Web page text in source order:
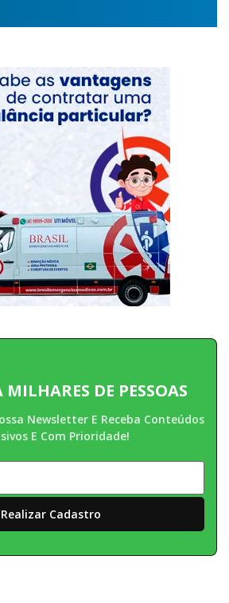
MILHARES DE PESSOAS
Newsletter E Receba Conteúdos
E Com Prioridade!